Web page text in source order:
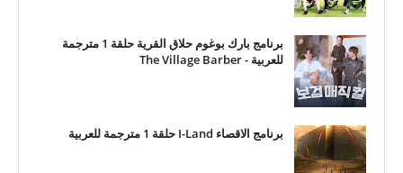
برنامج بارك بوغوم حلاق القرية حلقة 1 مترجمة
للعربية - The Village Barber
برنامج الاقصاء I-Land حلقة 1 مترجمة للعربية